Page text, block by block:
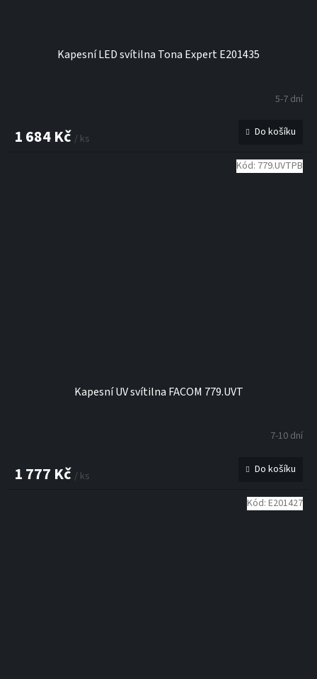
Kapesní LED svítilna Tona Expert E201435
5-7 dní
1 684 Kč / ks Do košíku
Kapesní UV svítilna FACOM 779.UVT
7-10 dní
1 777 Kč / ks Do košíku
Kód: 779.UVTPB
Kód: E201427